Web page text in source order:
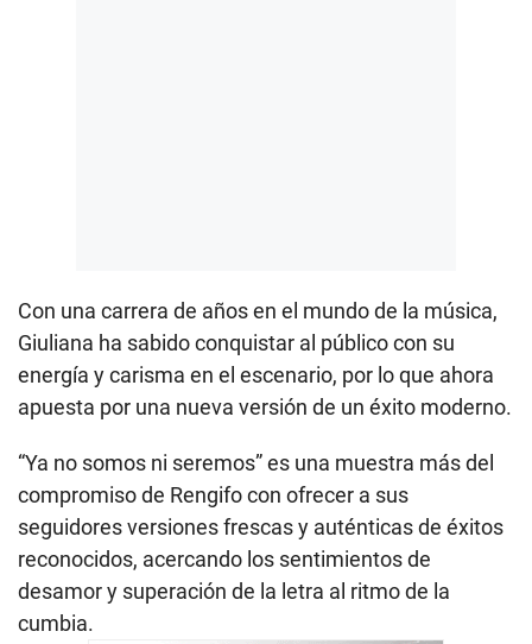
Con una carrera de años en el mundo de la música,
Giuliana ha sabido conquistar al público con su
energía y carisma en el escenario, por lo que ahora
apuesta por una nueva versión de un éxito moderno.
“Ya no somos ni seremos” es una muestra más del
compromiso de Rengifo con ofrecer a sus
seguidores versiones frescas y auténticas de éxitos
reconocidos, acercando los sentimientos de
desamor y superación de la letra al ritmo de la
cumbia.